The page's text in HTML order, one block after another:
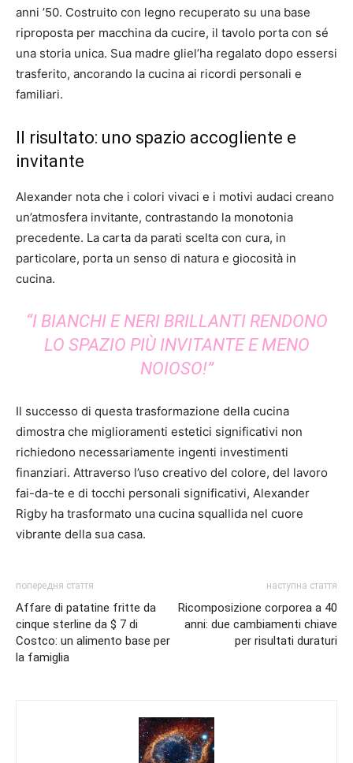
anni ’50. Costruito con legno recuperato su una base
riproposta per macchina da cucire, il tavolo porta con sé
una storia unica. Sua madre gliel’ha regalato dopo essersi
trasferito, ancorando la cucina ai ricordi personali e
familiari.
Il risultato: uno spazio accogliente e
invitante
Alexander nota che i colori vivaci e i motivi audaci creano
un’atmosfera invitante, contrastando la monotonia
precedente. La carta da parati scelta con cura, in
particolare, porta un senso di natura e giocosità in
cucina.
“I BIANCHI E NERI BRILLANTI RENDONO
LO SPAZIO PIÙ INVITANTE E MENO
NOIOSO!”
Il successo di questa trasformazione della cucina
dimostra che miglioramenti estetici significativi non
richiedono necessariamente ingenti investimenti
finanziari. Attraverso l’uso creativo del colore, del lavoro
fai-da-te e di tocchi personali significativi, Alexander
Rigby ha trasformato una cucina squallida nel cuore
vibrante della sua casa.
попередня стаття
Affare di patatine fritte da
cinque sterline da $ 7 di
Costco: un alimento base per
la famiglia
наступна стаття
Ricomposizione corporea a 40
anni: due cambiamenti chiave
per risultati duraturi